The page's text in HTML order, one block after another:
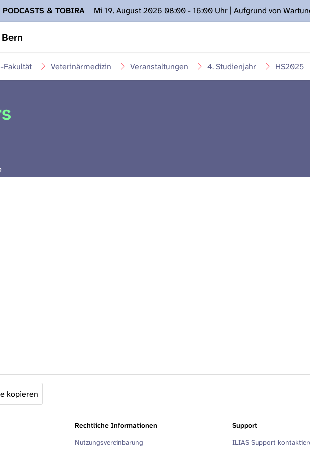
PODCASTS & TOBIRA
Mi 19. August 2026 08:00 - 16:00 Uhr | Aufgrund von
Tobira nicht zur Verfügung stehen. Kontakt: www.podcast.unibe.ch
HS2025
4. Studienjahr
Veranstaltungen
Veterinärmedizin
Fakultät
kopieren
Rechtliche Informationen
Nutzungsvereinbarung
Support
ILIAS Support